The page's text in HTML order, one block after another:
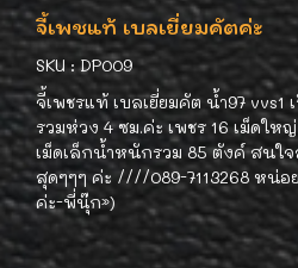
จี้เพชแท้ เบลเยี่ยมคัตค่ะ
SKU : DP009
จี้เพชรแท้ เบลเยี่ยมคัต น้ำ97 vvs1
รวมห่วง 4 ซม.ค่ะ เพชร 16 เม็ดใ
เม็ดเล็กน้ำหนักรวม 85 ตังค์ สนใ
สุดๆๆๆ ค่ะ ////089-7113268 หน่
ค่ะ-พี่นุ๊ก»)